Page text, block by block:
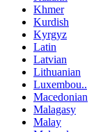
Khmer
Kurdish
Kyrgyz
Latin
Latvian
Lithuanian
Luxembou..
Macedonian
Malagasy
Malay